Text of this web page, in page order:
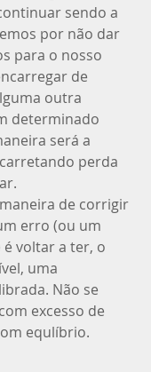
sendo a
por não dar
para o nosso
de
outra
determinado
será a
perda
erro (ou um
voltar a ter, o
uma
Não se
excesso de
equlíbrio.